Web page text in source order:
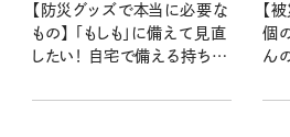
【防災グッズで本当に必要な
もの】 「もしも」に備えて見直
したい！ 自宅で備える持ち物
【
個
ん